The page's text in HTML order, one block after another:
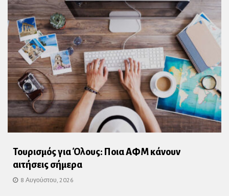
Τουρισμός για Όλους: Ποια ΑΦΜ κάνουν
αιτήσεις σήμερα
8 Αυγούστου, 2026